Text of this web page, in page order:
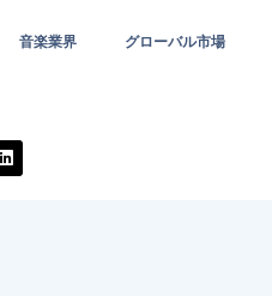
音楽業界 グローバル市場